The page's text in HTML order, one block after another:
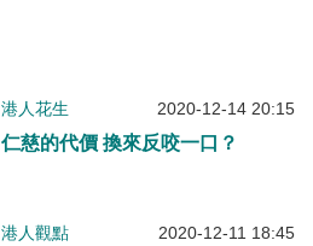
港人花生 2020-12-14 20:15
仁慈的代價 換來反咬一口？
港人觀點 2020-12-11 18:45